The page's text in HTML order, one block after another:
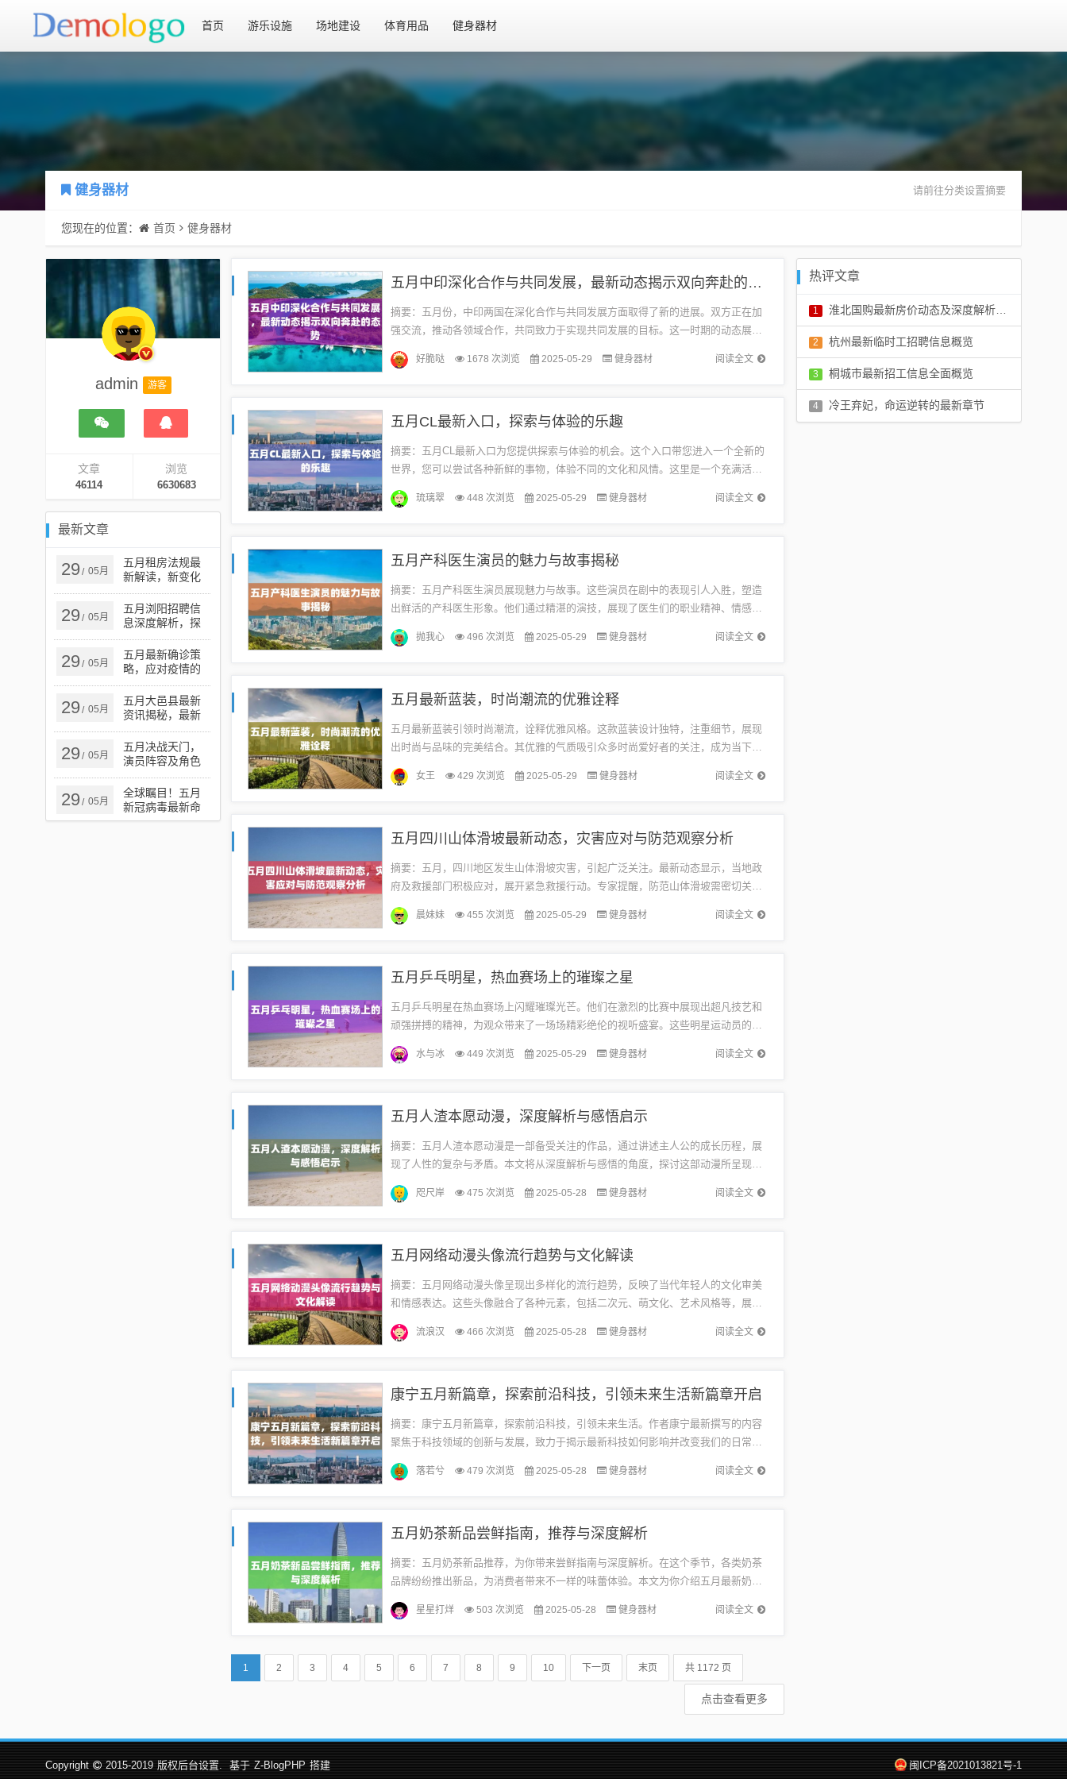
首页 游乐设施 场地建设 体育用品 健身器材
健身器材 请前往分类设置摘要
您现在的位置： 首页 健身器材
admin 游客
文章
46114
浏览
6630683
最新文章
29/ 05月
五月租房法规最
新解读，新变化
及其影响分析
29/ 05月
五月浏阳招聘信
息深度解析，探
寻最新职业机遇
29/ 05月
五月最新确诊策
略，应对疫情的
关键步骤与更新
策略
29/ 05月
五月大邑县最新
资讯揭秘，最新
动态与消息速递
29/ 05月
五月决战天门，
演员阵容及角色
深度解析
29/ 05月
全球瞩目！五月
新冠病毒最新命
名及其影响分析
五月中印深化合作与共同发展，最新动态揭示双向奔赴的态势
摘要：五月份，中印两国在深化合作与共同发展方面取得了新的进展。双方正在加
强交流，推动各领域合作，共同致力于实现共同发展的目标。这一时期的动态展示
了中印两国在双向奔赴的道路上不断前行，为实现更加紧密的合作和发展做出了
积...
阅读全文
好脆哒 1678 次浏览 2025-05-29 健身器材
五月CL最新入口，探索与体验的乐趣
摘要：五月CL最新入口为您提供探索与体验的机会。这个入口带您进入一个全新的
世界，您可以尝试各种新鲜的事物，体验不同的文化和风情。这里是一个充满活力
和创意的平台，让您不断发现新的乐趣和惊喜。不论您是在寻找娱乐、学习还是...
阅读全文
琉璃翠 448 次浏览 2025-05-29 健身器材
五月产科医生演员的魅力与故事揭秘
摘要：五月产科医生演员展现魅力与故事。这些演员在剧中的表现引人入胜，塑造
出鲜活的产科医生形象。他们通过精湛的演技，展现了医生们的职业精神、情感纠
葛和人生经历。观众可以感受到他们的专业素养和个人魅力，以及面对挑战时的
勇...
阅读全文
抛我心 496 次浏览 2025-05-29 健身器材
五月最新蓝装，时尚潮流的优雅诠释
五月最新蓝装引领时尚潮流，诠释优雅风格。这款蓝装设计独特，注重细节，展现
出时尚与品味的完美结合。其优雅的气质吸引众多时尚爱好者的关注，成为当下最
受欢迎的潮流单品之一。无论是日常穿搭还是特殊场合，都能展现出独特的魅力
与...
阅读全文
女王 429 次浏览 2025-05-29 健身器材
五月四川山体滑坡最新动态，灾害应对与防范观察分析
摘要：五月，四川地区发生山体滑坡灾害，引起广泛关注。最新动态显示，当地政
府及救援部门积极应对，展开紧急救援行动。专家提醒，防范山体滑坡需密切关注
天气变化，采取有效预防措施。目前，相关防范工作正在有序进行。四川地势复
杂...
阅读全文
晨妹妹 455 次浏览 2025-05-29 健身器材
五月乒乓明星，热血赛场上的璀璨之星
五月乒乓明星在热血赛场上闪耀璀璨光芒。他们在激烈的比赛中展现出超凡技艺和
顽强拼搏的精神，为观众带来了一场场精彩绝伦的视听盛宴。这些明星运动员的出
色表现，不仅赢得了观众的热烈掌声和喝彩，也激发了更多年轻人对乒乓球运动
的...
阅读全文
水与冰 449 次浏览 2025-05-29 健身器材
五月人渣本愿动漫，深度解析与感悟启示
摘要：五月人渣本愿动漫是一部备受关注的作品，通过讲述主人公的成长历程，展
现了人性的复杂与矛盾。本文将从深度解析与感悟的角度，探讨这部动漫所呈现的
情感纠葛和人生哲理，引发读者对人性和成长的思考。动漫概述《人渣本愿》以
现...
阅读全文
咫尺岸 475 次浏览 2025-05-28 健身器材
五月网络动漫头像流行趋势与文化解读
摘要：五月网络动漫头像呈现出多样化的流行趋势，反映了当代年轻人的文化审美
和情感表达。这些头像融合了各种元素，包括二次元、萌文化、艺术风格等，展现
出年轻人的个性和创造力。这些头像也反映了年轻人的情感状态和心理需求，成
为...
阅读全文
流浪汉 466 次浏览 2025-05-28 健身器材
康宁五月新篇章，探索前沿科技，引领未来生活新篇章开启
摘要：康宁五月新篇章，探索前沿科技，引领未来生活。作者康宁最新撰写的内容
聚焦于科技领域的创新与发展，致力于揭示最新科技如何影响并改变我们的日常生
活。通过深入研究和探索，康宁引领读者领略科技前沿的奥秘，展望未来的科技
趋...
阅读全文
落若兮 479 次浏览 2025-05-28 健身器材
五月奶茶新品尝鲜指南，推荐与深度解析
摘要：五月奶茶新品推荐，为你带来尝鲜指南与深度解析。在这个季节，各类奶茶
品牌纷纷推出新品，为消费者带来不一样的味蕾体验。本文为你介绍五月最新奶茶
新品，带你了解各款奶茶的特色和口感，让你轻松选择适合自己口味的奶茶，享
受...
阅读全文
星星打烊 503 次浏览 2025-05-28 健身器材
1 2 3 4 5 6 7 8 9 10 下一页 末页 共 1172 页
点击查看更多
热评文章
1 淮北国购最新房价动态及深度解析，前景展望与实时更新房价信息
评论：0 条
2 杭州最新临时工招聘信息概览
评论：0 条
3 桐城市最新招工信息全面概览
评论：0 条
4 冷王弃妃，命运逆转的最新章节
Copyright 2015-2019 版权后台设置. 基于 Z-BlogPHP 搭建 闽ICP备2021013821号-1